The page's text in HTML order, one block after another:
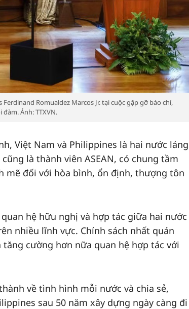
Romualdez Marcos Jr. tại cuộc gặp gỡ báo chí,
Ảnh: TTXVN.
Việt Nam và Philippines là hai nước láng
là thành viên ASEAN, có chung tầm
mẽ đối với hòa bình, ổn định, thượng tôn
hệ hữu nghị và hợp tác giữa hai nước
nhiều lĩnh vực. Chính sách nhất quán
cường hơn nữa quan hệ hợp tác với
về tình hình mỗi nước và chia sẻ,
sau 50 năm xây dựng ngày càng đi